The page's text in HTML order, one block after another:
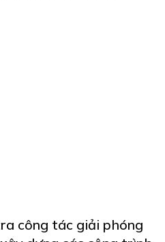
công tác giải phóng